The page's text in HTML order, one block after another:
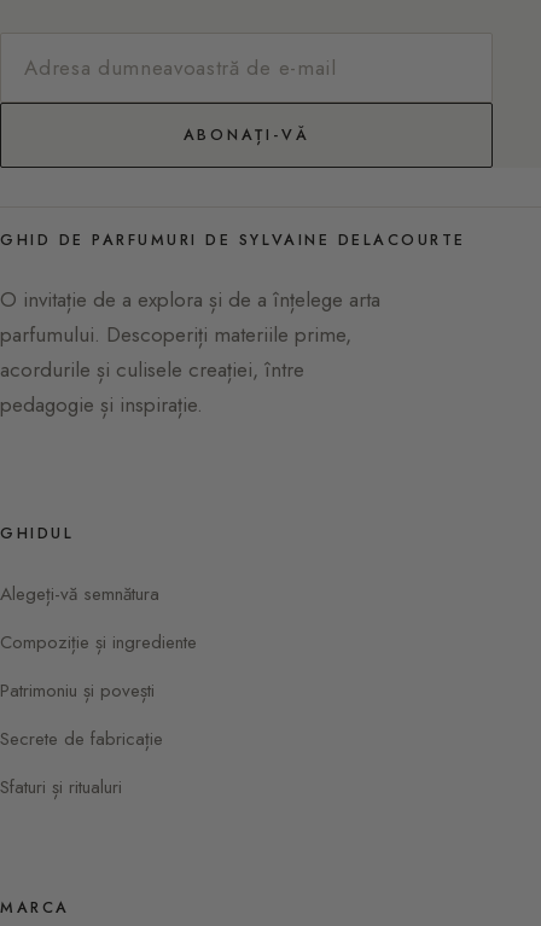
ABONAȚI-VĂ
GHID DE PARFUMURI DE SYLVAINE DELACOURTE
O invitație de a explora și de a înțelege arta
parfumului. Descoperiți materiile prime,
acordurile și culisele creației, între
pedagogie și inspirație.
GHIDUL
Alegeți-vă semnătura
Compoziție și ingrediente
Patrimoniu și povești
Secrete de fabricație
Sfaturi și ritualuri
MARCA